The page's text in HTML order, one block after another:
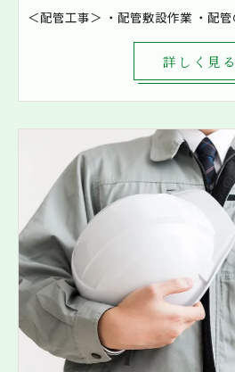
詳しく見る